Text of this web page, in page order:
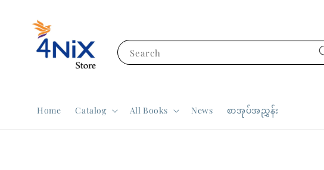
Search
Home Catalog All Books News စာအုပ်အညွှန်း